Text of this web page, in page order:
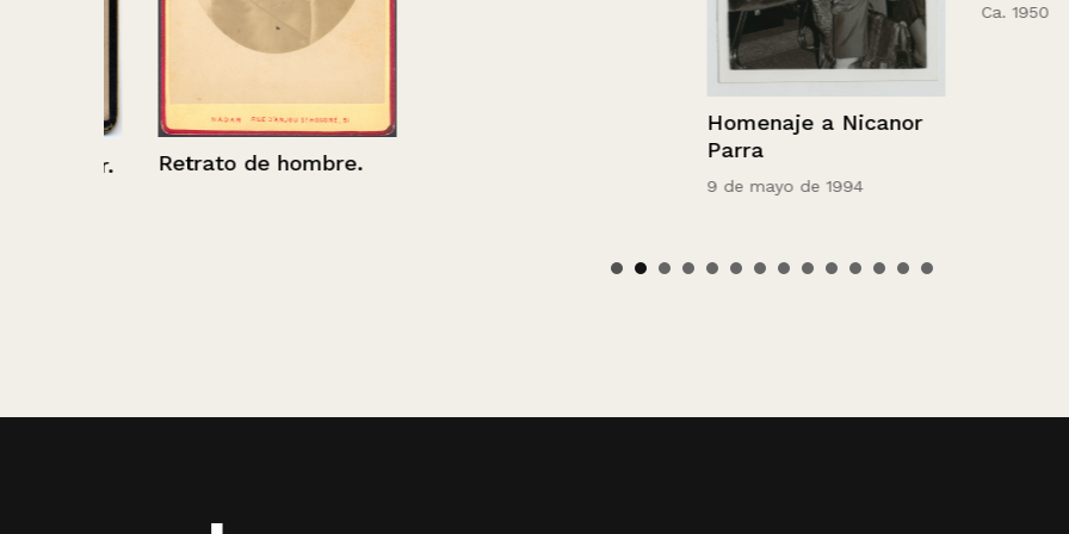
Retrato de hombre.
Homenaje a Nicanor
Parra
9 de mayo de 1994
Ca. 1950